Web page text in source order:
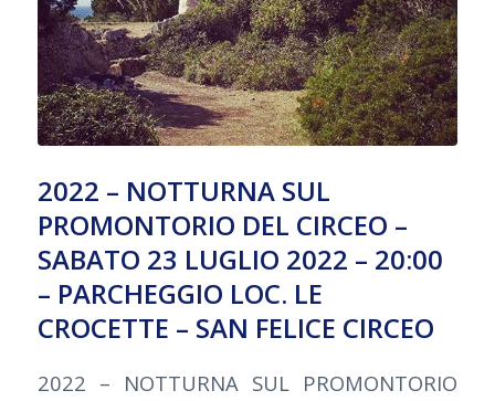
2022 – NOTTURNA SUL
PROMONTORIO DEL CIRCEO –
SABATO 23 LUGLIO 2022 – 20:00
– PARCHEGGIO LOC. LE
CROCETTE – SAN FELICE CIRCEO
2022 – NOTTURNA SUL PROMONTORIO